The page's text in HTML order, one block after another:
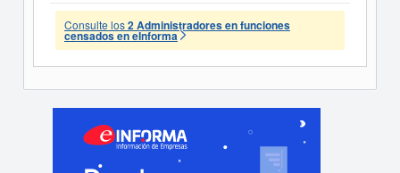
Consulte los2 Administradores en funciones
censados en eInforma